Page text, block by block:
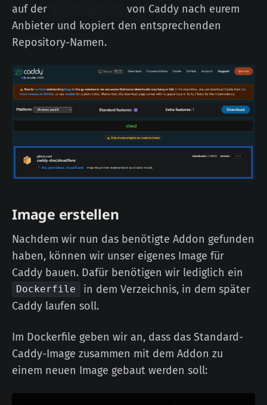
auf der
von Caddy nach eurem
Anbieter und kopiert den entsprechenden
Repository-Namen.
Image erstellen
Nachdem wir nun das benötigte Addon gefunden
haben, können wir unser eigenes Image für
Caddy bauen. Dafür benötigen wir lediglich ein
Dockerfile
in dem Verzeichnis, in dem später
Caddy laufen soll.
Im Dockerfile geben wir an, dass das Standard-
Caddy-Image zusammen mit dem Addon zu
einem neuen Image gebaut werden soll: